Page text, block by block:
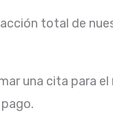
total de
una cita para el